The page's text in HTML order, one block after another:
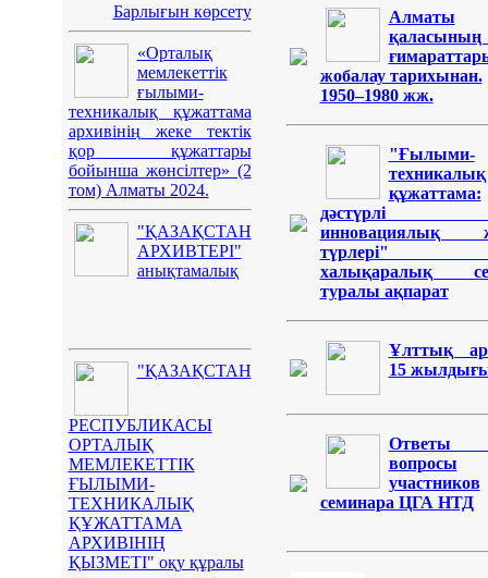
Барлығын көрсету
«Орталық
мемлекеттік
ғылыми-
техникалық құжаттама
архивінің жеке тектік
қор құжаттары
бойынша жөнсілтер» (2
том) Алматы 2024.
"ҚАЗАҚСТАН
АРХИВТЕРІ"
анықтамалық
"ҚАЗАҚСТАН
РЕСПУБЛИКАСЫ
ОРТАЛЫҚ
МЕМЛЕКЕТТІК
ҒЫЛЫМИ-
ТЕХНИКАЛЫҚ
ҚҰЖАТТАМА
АРХИВІНІҢ
ҚЫЗМЕТІ" оқу құралы
Алматы
қаласының
жобалау тарихынан.
1950–1980 жж.
"Ғылыми-
техникалық
құжаттама:
дәстүрлі
инновациялық
түрлері"
халықаралық
туралы ақпарат
Ұлттық
15
вопросы
участников
семинара ЦГА НТД